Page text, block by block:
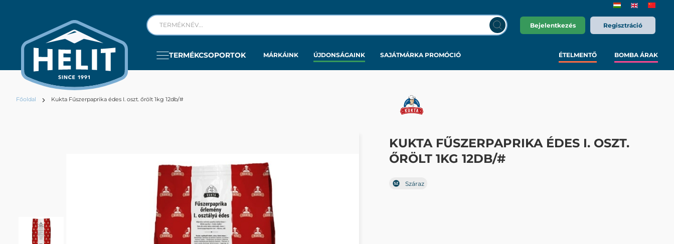
Bejelentkezés Regisztráció
TERMÉKCSOPORTOK MÁRKÁINK ÚJDONSÁGAINK SAJÁTMÁRKA PROMÓCIÓ ÉTELMENTŐ BOMBA ÁRAK
Főoldal Kukta Fűszerpaprika édes I. oszt. őrölt 1kg 12db/#
KUKTA FŰSZERPAPRIKA ÉDES I. OSZT.
ŐRÖLT 1KG 12DB/#
Száraz